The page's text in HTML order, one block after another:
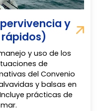
y
y uso de los
de
del Convenio
y balsas en
prácticas de